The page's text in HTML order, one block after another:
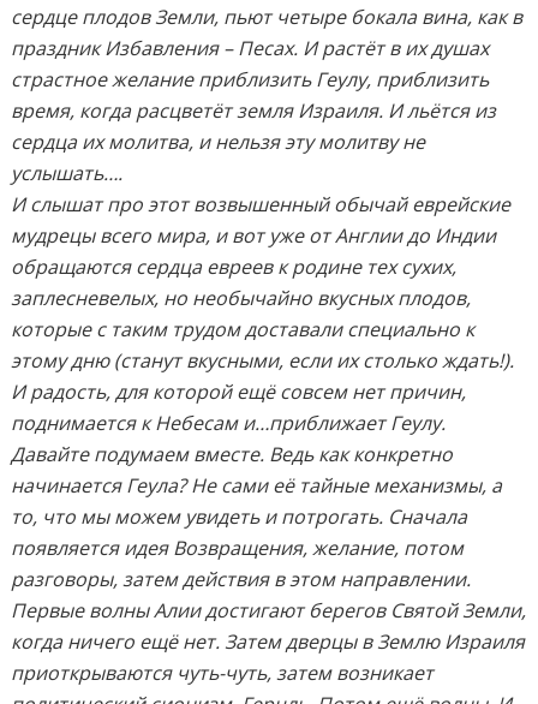
сердце плодов Земли, пьют четыре бокала вина, как в
праздник Избавления – Песах. И растёт в их душах
страстное желание приблизить Геулу, приблизить
время, когда расцветёт земля Израиля. И льётся из
сердца их молитва, и нельзя эту молитву не
услышать….
И слышат про этот возвышенный обычай еврейские
мудрецы всего мира, и вот уже от Англии до Индии
обращаются сердца евреев к родине тех сухих,
заплесневелых, но необычайно вкусных плодов,
которые с таким трудом доставали специально к
этому дню (станут вкусными, если их столько ждать!).
И радость, для которой ещё совсем нет причин,
поднимается к Небесам и…приближает Геулу.
Давайте подумаем вместе. Ведь как конкретно
начинается Геула? Не сами её тайные механизмы, а
то, что мы можем увидеть и потрогать. Сначала
появляется идея Возвращения, желание, потом
разговоры, затем действия в этом направлении.
Первые волны Алии достигают берегов Святой Земли,
когда ничего ещё нет. Затем дверцы в Землю Израиля
приоткрываются чуть-чуть, затем возникает